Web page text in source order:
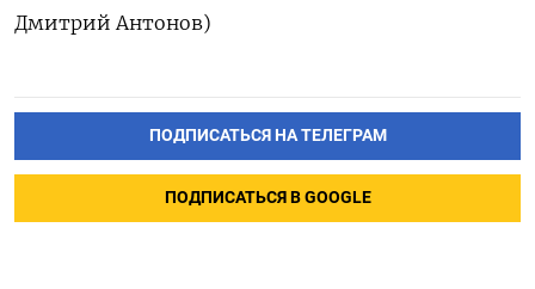
Дмитрий Антонов)
ПОДПИСАТЬСЯ НА ТЕЛЕГРАМ
ПОДПИСАТЬСЯ В GOOGLE